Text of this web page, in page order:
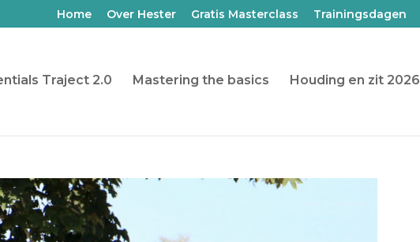
Home Over Hester Gratis Masterclass Trainingsdagen
Traject 2.0 Mastering the basics Houding en zit 2026